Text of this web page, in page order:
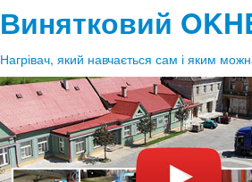
Винятковий
Нагрівач, який навчається сам і яким